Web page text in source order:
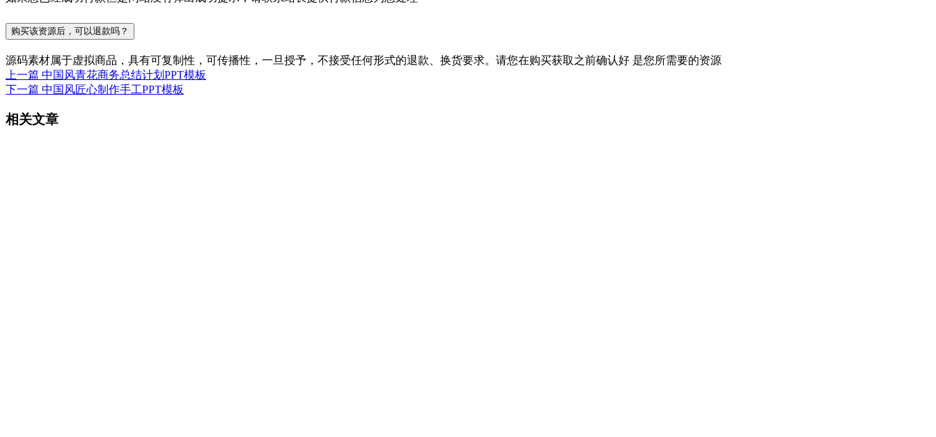
购买该资源后，可以退款吗？
源码素材属于虚拟商品，具有可复制性，可传播性，一旦授予，不接受任何形式的退款、换货要求。请您在购买获取之前确认好 是您所需要的资源
上一篇 中国风青花商务总结计划PPT模板
下一篇 中国风匠心制作手工PPT模板
相关文章